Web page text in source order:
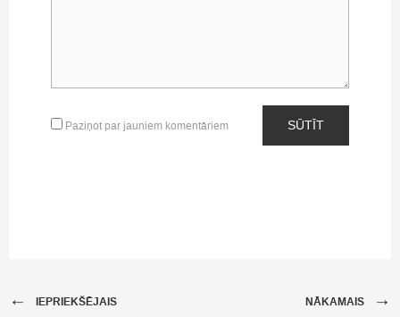
Paziņot par jauniem komentāriem SŪTĪT
IEPRIEKŠĒJAIS
← NĀKAMAIS →